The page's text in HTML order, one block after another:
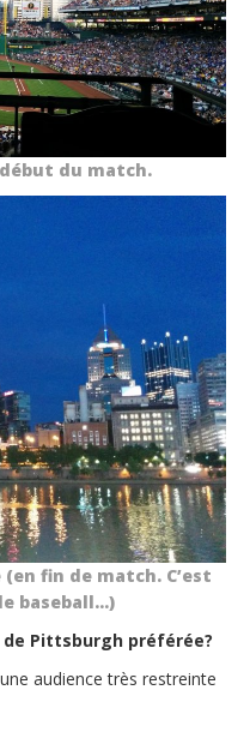
du match.
fin de match. C’est
baseball…)
Pittsburgh préférée?
audience très restreinte